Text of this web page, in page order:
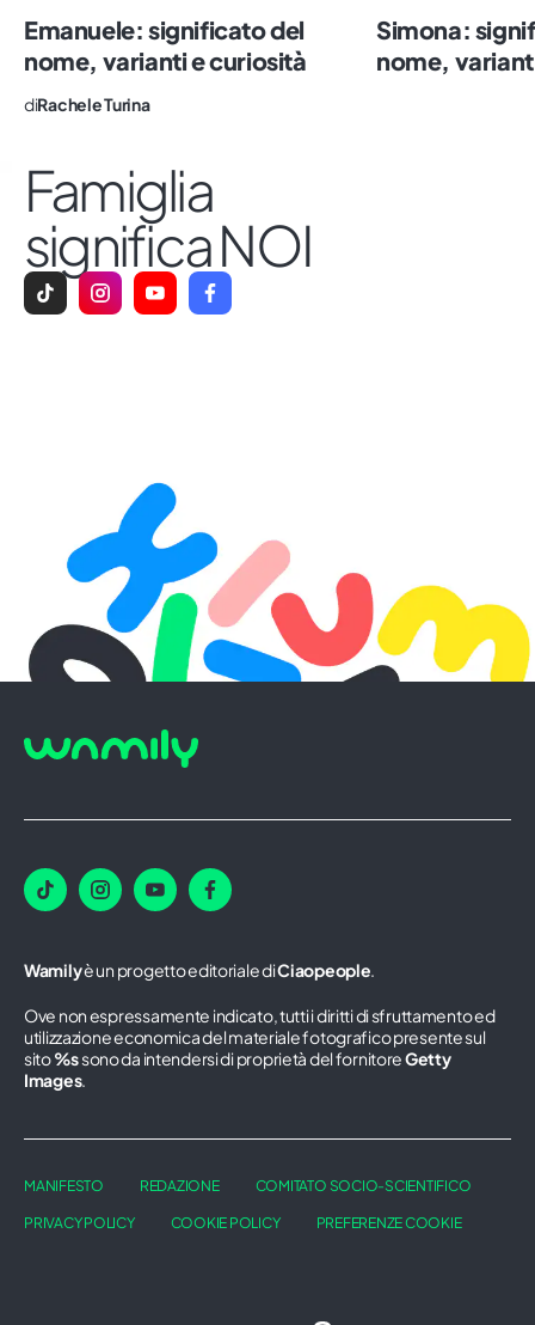
Emanuele: significato del
nome, varianti e curiosità
diRachele Turina
Simona:
nome,
Famiglia
significa NOI
Wamilyè un progetto editoriale diCiaopeople.
Ove non espressamente indicato, tutti i diritti di sfruttamento ed
utilizzazione economica del materiale fotografico presente sul
sito%ssono da intendersi di proprietà del fornitoreGetty
Images.
MANIFESTO REDAZIONE COMITATO SOCIO-SCIENTIFICO
PRIVACY POLICY COOKIE POLICY PREFERENZE COOKIE